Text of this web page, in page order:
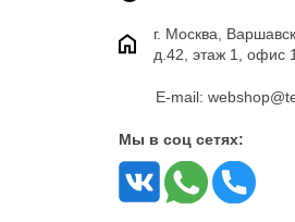
г. Москва,
д.42, этаж 1, офис
E-mail:
Мы в соц сетях: